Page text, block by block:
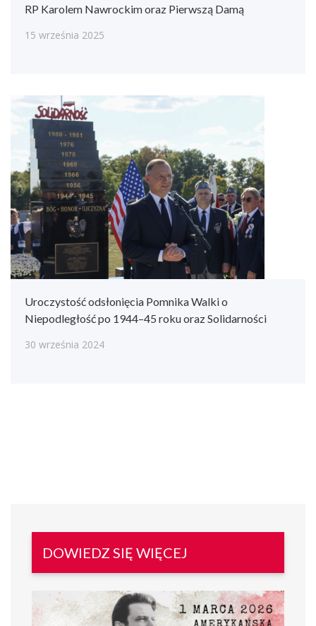
RP Karolem Nawrockim oraz Pierwszą Damą
15 września 2025
Uroczystość odsłonięcia Pomnika Walki o
Niepodległość po 1944–45 roku oraz Solidarności
30 września 2024
DOWIEDZ SIĘ WIĘCEJ